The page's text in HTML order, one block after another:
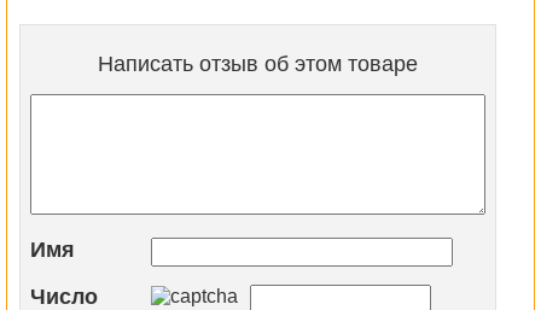
Написать отзыв об этом товаре
Имя
Число